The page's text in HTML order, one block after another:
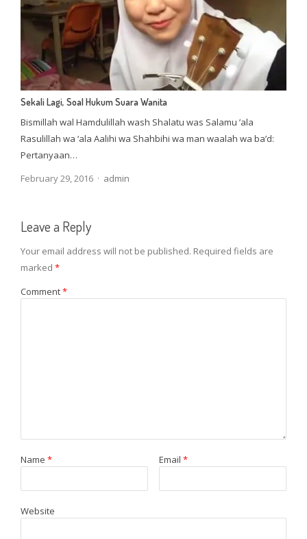
Sekali Lagi, Soal Hukum Suara Wanita
Bismillah wal Hamdulillah wash Shalatu was Salamu ’ala
Rasulillah wa ‘ala Aalihi wa Shahbihi wa man waalah wa ba’d:
Pertanyaan…
February 29, 2016
Author
admin
Leave a Reply
Your email address will not be published. Required fields are
marked *
Comment*
Name * Email *
Website